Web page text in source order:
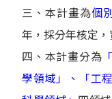
三、本計畫為個
年，採分年核定
四、本計畫分為
學領域」、「工